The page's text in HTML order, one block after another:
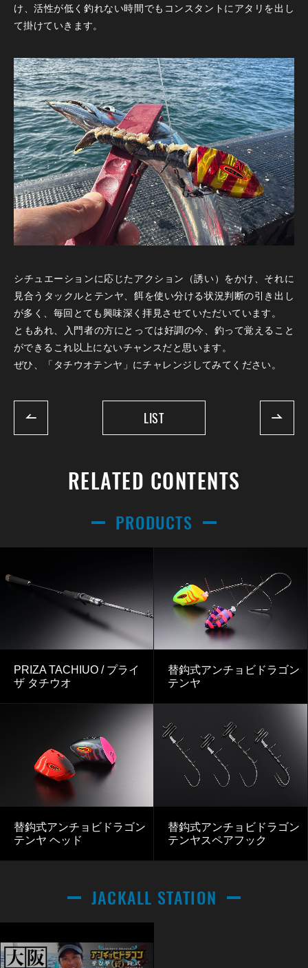
け、活性が低く釣れない時間でもコンスタントにアタリを出し
て掛けていきます。
シチュエーションに応じたアクション（誘い）をかけ、それに
見合うタックルとテンヤ、餌を使い分ける状況判断の引き出し
が多く、毎回とても興味深く拝見させていただいています。
ともあれ、入門者の方にとっては好調の今、釣って覚えること
ができるこれ以上にないチャンスだと思います。
ぜひ、「タチウオテンヤ」にチャレンジしてみてください。
LIST
RELATED CONTENTS
PRODUCTS
PRIZA TACHIUO / プライ
ザ タチウオ
替鈎式アンチョビドラゴン
テンヤ
替鈎式アンチョビドラゴン
テンヤ ヘッド
替鈎式アンチョビドラゴン
テンヤスペアフック
JACKALL STATION